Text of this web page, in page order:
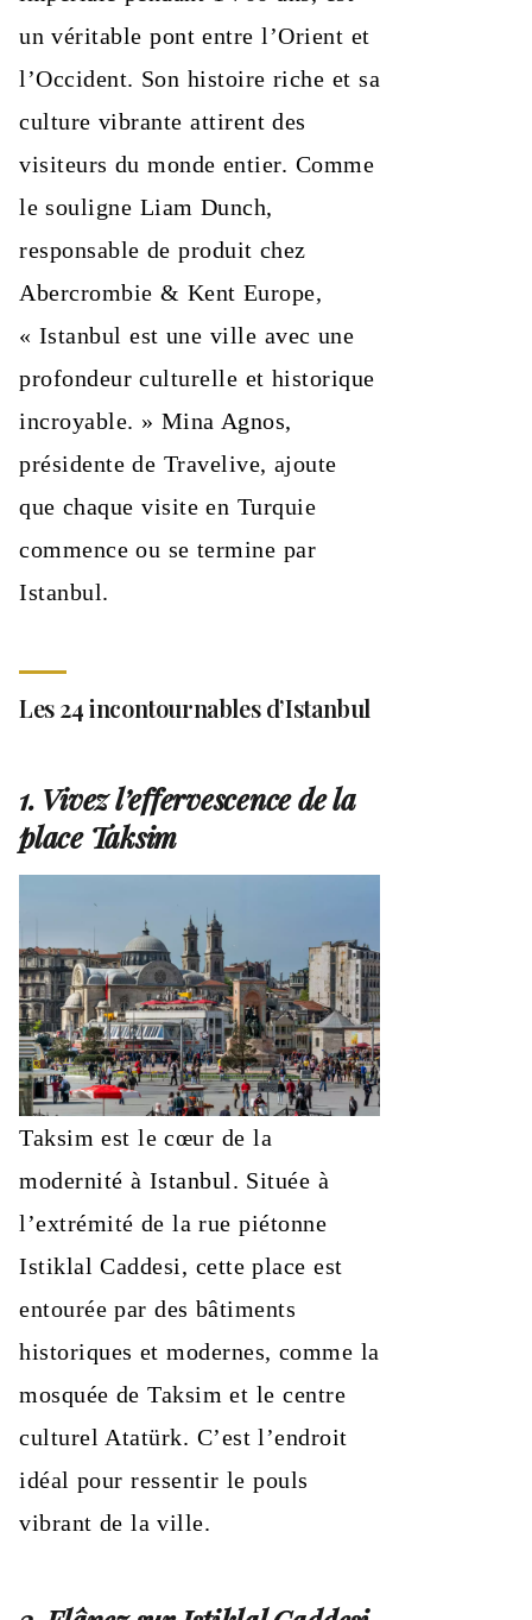
un véritable pont entre l’Orient et
l’Occident. Son histoire riche et sa
culture vibrante attirent des
visiteurs du monde entier. Comme
le souligne Liam Dunch,
responsable de produit chez
Abercrombie & Kent Europe,
« Istanbul est une ville avec une
profondeur culturelle et historique
incroyable. » Mina Agnos,
présidente de Travelive, ajoute
que chaque visite en Turquie
commence ou se termine par
Istanbul.
Les 24 incontournables d’Istanbul
1. Vivez l’effervescence de la
place Taksim
Taksim est le cœur de la
modernité à Istanbul. Située à
l’extrémité de la rue piétonne
Istiklal Caddesi, cette place est
entourée par des bâtiments
historiques et modernes, comme la
mosquée de Taksim et le centre
culturel Atatürk. C’est l’endroit
idéal pour ressentir le pouls
vibrant de la ville.